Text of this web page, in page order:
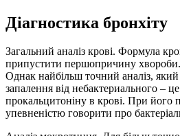
Діагностика бронхіту
Загальний аналіз крові. Формула
припустити першопричину хвороби.
Однак найбільш точний аналіз, який
запалення від небактериального –
прокальцитоніну в крові. При його
упевненістю говорити про